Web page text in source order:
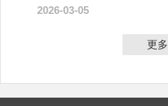
2026-03-05
更多